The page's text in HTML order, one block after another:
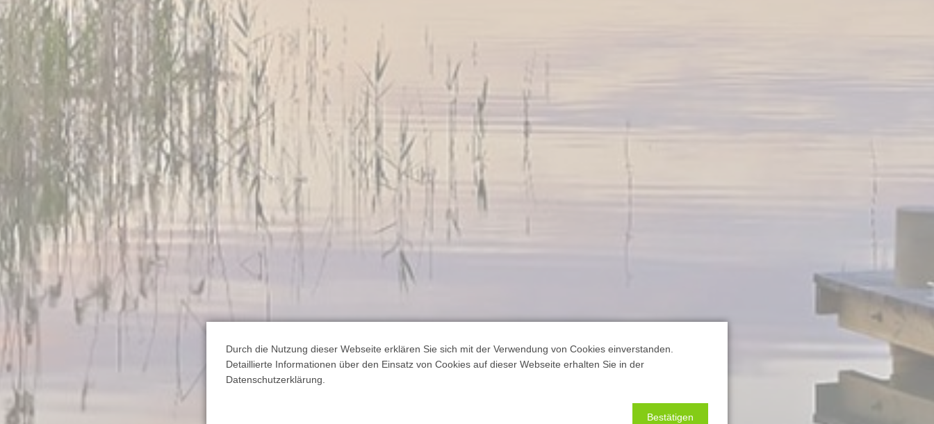
Durch die Nutzung dieser Webseite erklären Sie sich mit der Verwendung von Cookies einverstanden.
Detaillierte Informationen über den Einsatz von Cookies auf dieser Webseite erhalten Sie in der
Datenschutzerklärung.
Bestätigen